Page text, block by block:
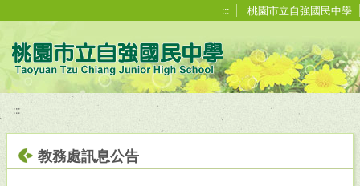
::: 桃園市立自強國民中學
:::
教務處訊息公告